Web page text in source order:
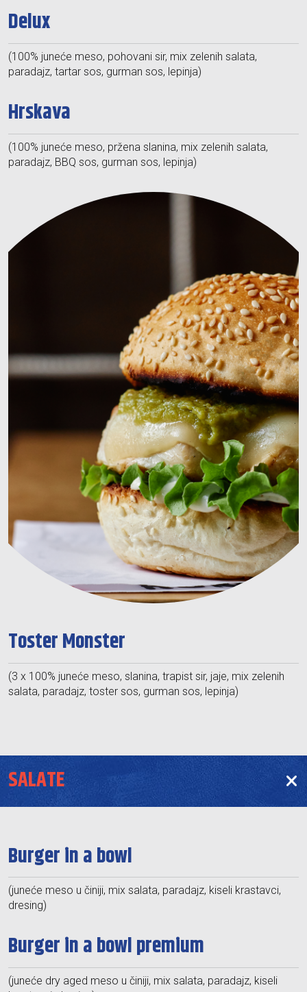
Delux
(100% juneće meso, pohovani sir, mix zelenih salata,
paradajz, tartar sos, gurman sos, lepinja)
Hrskava
(100% juneće meso, pržena slanina, mix zelenih salata,
paradajz, BBQ sos, gurman sos, lepinja)
Toster Monster
(3 x 100% juneće meso, slanina, trapist sir, jaje, mix zelenih
salata, paradajz, toster sos, gurman sos, lepinja)
SALATE
Burger in a bowl
(juneće meso u činiji, mix salata, paradajz, kiseli krastavci,
dresing)
Burger in a bowl premium
(juneće dry aged meso u činiji, mix salata, paradajz, kiseli